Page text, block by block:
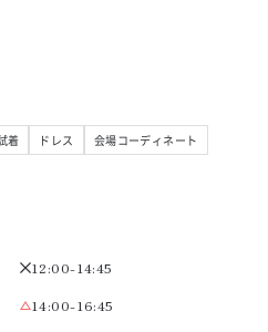
着 ドレス
会場コーディネート
12:00-14:45
14:00-16:45